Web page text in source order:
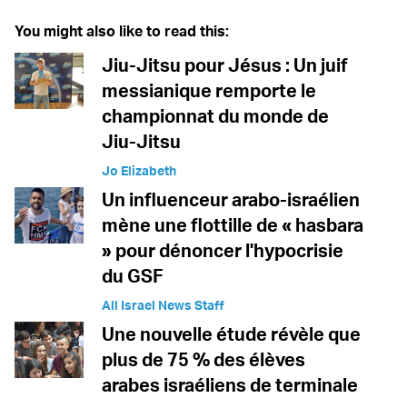
You might also like to read this:
Jiu-Jitsu pour Jésus : Un juif
messianique remporte le
championnat du monde de
Jiu-Jitsu
Jo Elizabeth
Un influenceur arabo-israélien
mène une flottille de « hasbara
» pour dénoncer l'hypocrisie
du GSF
All Israel News Staff
Une nouvelle étude révèle que
plus de 75 % des élèves
arabes israéliens de terminale